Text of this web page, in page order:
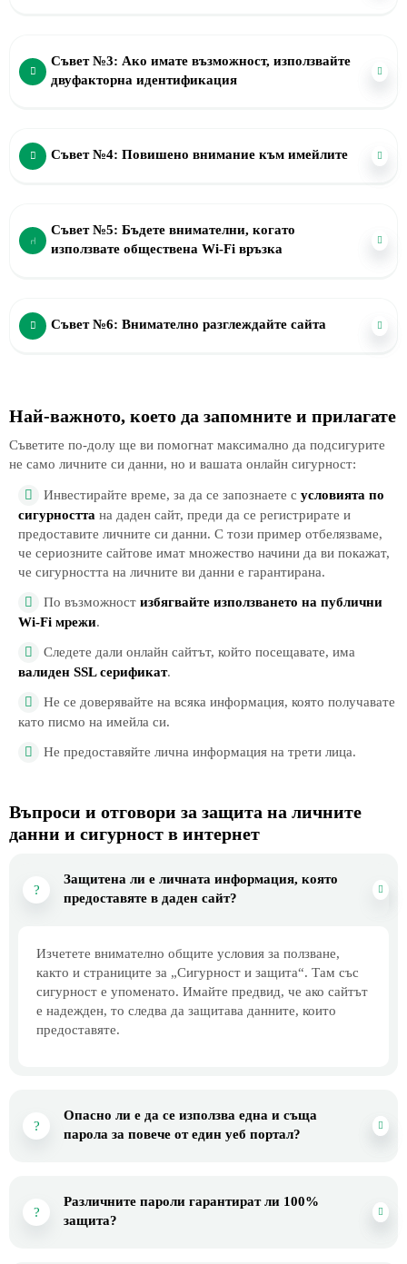
Съвет №3: Ако имате възможност, използвайте
двуфакторна идентификация
Съвет №4: Повишено внимание към имейлите
Съвет №5: Бъдете внимателни, когато
използвате обществена Wi-Fi връзка
Съвет №6: Внимателно разглеждайте сайта
Най-важното, което да запомните и прилагате
Съветите по-долу ще ви помогнат максимално да подсигурите
не само личните си данни, но и вашата онлайн сигурност:
Инвестирайте време, за да се запознаете с условията по
сигурността на даден сайт, преди да се регистрирате и
предоставите личните си данни. С този пример отбелязваме,
че сериозните сайтове имат множество начини да ви покажат,
че сигурността на личните ви данни е гарантирана.
По възможност избягвайте използването на публични
Wi-Fi мрежи.
Следете дали онлайн сайтът, който посещавате, има
валиден SSL серификат.
Не се доверявайте на всяка информация, която получавате
като писмо на имейла си.
Не предоставяйте лична информация на трети лица.
Въпроси и отговори за защита на личните
данни и сигурност в интернет
Защитена ли е личната информация, която
предоставяте в даден сайт?
Изчетете внимателно общите условия за ползване,
както и страниците за „Сигурност и защита“. Там със
сигурност е упоменато. Имайте предвид, че ако сайтът
е надежден, то следва да защитава данните, които
предоставяте.
Опасно ли е да се използва една и съща
парола за повече от един уеб портал?
Различните пароли гарантират ли 100%
защита?